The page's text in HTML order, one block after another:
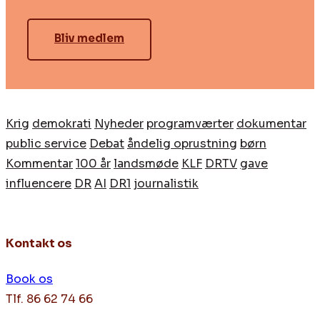
Bliv medlem
Krig demokrati Nyheder programværter dokumentar
public service Debat åndelig oprustning børn
Kommentar100 årlandsmøde KLF DRTV gave
influencere DRAI DR1 journalistik
Kontakt os
Book os
Tlf. 86 62 74 66